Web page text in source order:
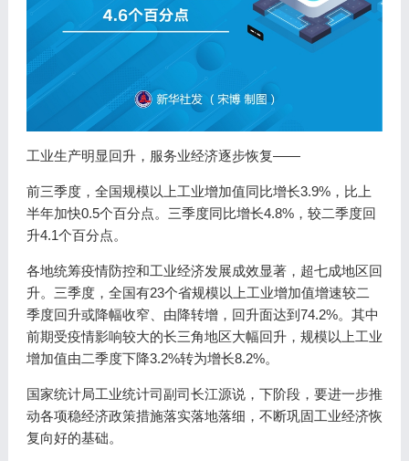
工业生产明显回升，服务业经济逐步恢复——
前三季度，全国规模以上工业增加值同比增长3.9%，比上
半年加快0.5个百分点。三季度同比增长4.8%，较二季度回
升4.1个百分点。
各地统筹疫情防控和工业经济发展成效显著，超七成地区回
升。三季度，全国有23个省规模以上工业增加值增速较二
季度回升或降幅收窄、由降转增，回升面达到74.2%。其中
前期受疫情影响较大的长三角地区大幅回升，规模以上工业
增加值由二季度下降3.2%转为增长8.2%。
国家统计局工业统计司副司长江源说，下阶段，要进一步推
动各项稳经济政策措施落实落地落细，不断巩固工业经济恢
复向好的基础。